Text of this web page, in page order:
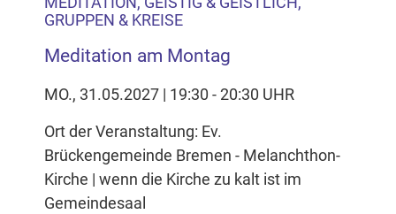
GRUPPEN & KREISE
Meditation am Montag
MO., 31.05.2027 | 19:30 - 20:30 UHR
Ort der Veranstaltung: Ev.
Brückengemeinde Bremen - Melanchthon-
Kirche | wenn die Kirche zu kalt ist im
Gemeindesaal